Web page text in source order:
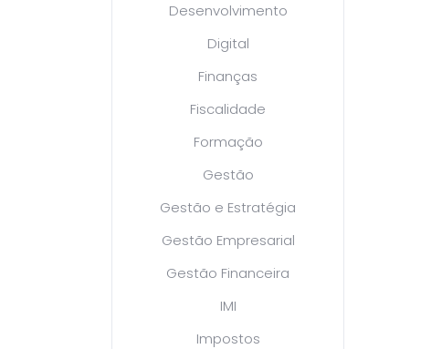
Desenvolvimento
Digital
Finanças
Fiscalidade
Formação
Gestão
Gestão e Estratégia
Gestão Empresarial
Gestão Financeira
IMI
Impostos